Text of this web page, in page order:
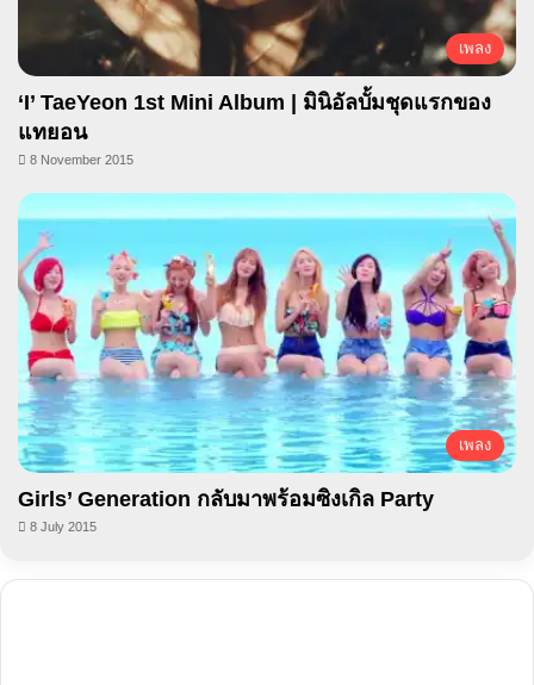
เพลง
‘I’ TaeYeon 1st Mini Album | มินิอัลบั้มชุดแรกของ
แทยอน
8 November 2015
เพลง
Girls’ Generation กลับมาพร้อมซิงเกิล Party
8 July 2015